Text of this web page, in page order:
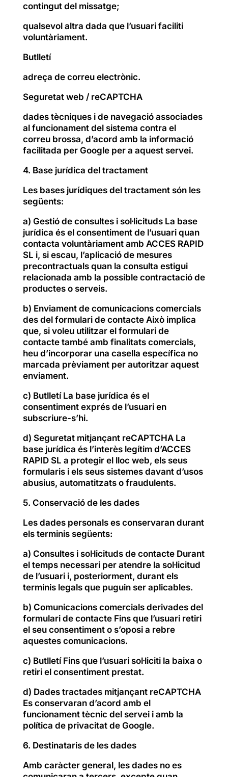
contingut del missatge;
qualsevol altra dada que l’usuari faciliti
voluntàriament.
Butlletí
adreça de correu electrònic.
Seguretat web / reCAPTCHA
dades tècniques i de navegació associades
al funcionament del sistema contra el
correu brossa, d’acord amb la informació
facilitada per Google per a aquest servei.
4. Base jurídica del tractament
Les bases jurídiques del tractament són les
següents:
a) Gestió de consultes i sol·licituds La base
jurídica és el consentiment de l’usuari quan
contacta voluntàriament amb ACCES RAPID
SL i, si escau, l’aplicació de mesures
precontractuals quan la consulta estigui
relacionada amb la possible contractació de
productes o serveis.
b) Enviament de comunicacions comercials
des del formulari de contacte Això implica
que, si voleu utilitzar el formulari de
contacte també amb finalitats comercials,
heu d’incorporar una casella específica no
marcada prèviament per autoritzar aquest
enviament.
c) Butlletí La base jurídica és el
consentiment exprés de l’usuari en
subscriure-s’hi.
d) Seguretat mitjançant reCAPTCHA La
base jurídica és l’interès legítim d’ACCES
RAPID SL a protegir el lloc web, els seus
formularis i els seus sistemes davant d’usos
abusius, automatitzats o fraudulents.
5. Conservació de les dades
Les dades personals es conservaran durant
els terminis següents:
a) Consultes i sol·licituds de contacte Durant
el temps necessari per atendre la sol·licitud
de l’usuari i, posteriorment, durant els
terminis legals que puguin ser aplicables.
b) Comunicacions comercials derivades del
formulari de contacte Fins que l’usuari retiri
el seu consentiment o s’oposi a rebre
aquestes comunicacions.
c) Butlletí Fins que l’usuari sol·liciti la baixa o
retiri el consentiment prestat.
d) Dades tractades mitjançant reCAPTCHA
Es conservaran d’acord amb el
funcionament tècnic del servei i amb la
política de privacitat de Google.
6. Destinataris de les dades
Amb caràcter general, les dades no es